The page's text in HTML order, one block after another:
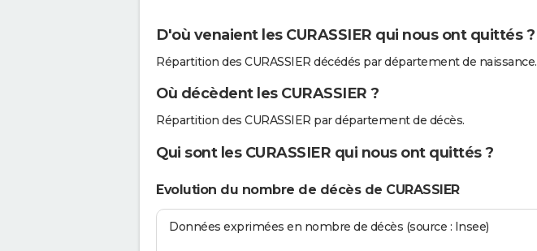
D'où venaient les CURASSIER qui nous ont quittés ?
Répartition des CURASSIER décédés par département de naissance.
Où décèdent les CURASSIER ?
Répartition des CURASSIER par département de décès.
Qui sont les CURASSIER qui nous ont quittés ?
Evolution du nombre de décès de CURASSIER
Données exprimées en nombre de décès (source : Insee)